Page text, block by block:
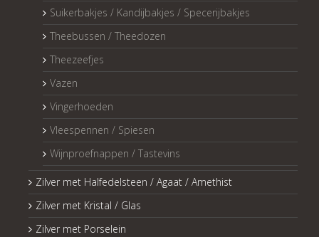
Suikerbakjes / Kandijbakjes / Specerijbakjes
Theebussen / Theedozen
Theezeefjes
Vazen
Vingerhoeden
Vleespennen / Spiesen
Wijnproefnappen / Tastevins
Zilver met Halfedelsteen / Agaat / Amethist
Zilver met Kristal / Glas
Zilver met Porselein